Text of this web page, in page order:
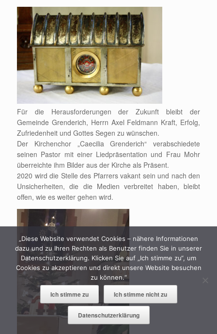
Für die Herausforderungen der Zukunft bleibt der
Gemeinde Grenderich, Herrn Axel Feldmann Kraft, Erfolg,
Zufriedenheit und Gottes Segen zu wünschen.
Der Kirchenchor „Caecilia Grenderich“ verabschiedete
seinen Pastor mit einer Liedpräsentation und Frau Mohr
überreichte ihm Bilder aus der Kirche als Präsent.
2020 wird die Stelle des Pfarrers vakant sein und nach den
Unsicherheiten, die die Medien verbreitet haben, bleibt
offen, wie es weiter gehen wird.
„Diese Website verwendet Cookies – nähere Informationen
dazu und zu Ihren Rechten als Benutzer finden Sie in unserer
Datenschutzerklärung. Klicken Sie auf „Ich stimme zu“, um
Cookies zu akzeptieren und direkt unsere Website besuchen
zu können.“
Ich stimme zu Ich stimme nicht zu
Datenschutzerklärung